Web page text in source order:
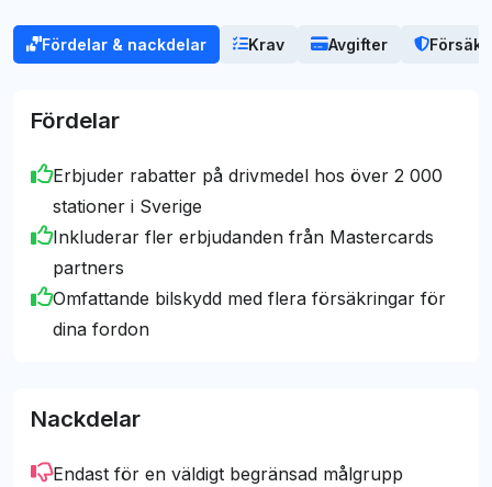
En nackdel med kortet är alla avgifter som
tillkommer och som snabbt kan göra kortet dyrt,
jobbet.
Mark Hansson
[email protected]
innehåll. Vårt mål är – och har alltid varit – att
kreditkortsvalet för dig.
Fördelar & nackdelar Krav Avgifter
Fördelar
Erbjuder rabatter på drivmedel hos över 2 000
stationer i Sverige
Inkluderar fler erbjudanden från Mastercards
partners
Omfattande bilskydd med flera försäkringar för
dina fordon
Nackdelar
Endast för en väldigt begränsad målgrupp